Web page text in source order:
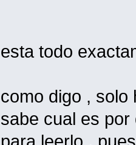
esta todo
como digo , solo
sabe cual es